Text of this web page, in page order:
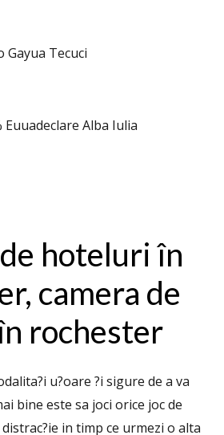
Gayua Tecuci
Euuadeclare Alba Iulia
hoteluri în
camera de
rochester
u?oare ?i sigure de a va
bine este sa joci orice joc de
in timp ce urmezi o alta